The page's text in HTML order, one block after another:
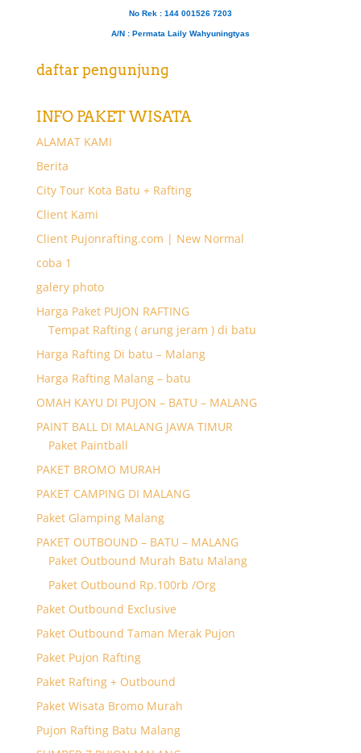
No Rek : 144 001526 7203
A/N : Permata Laily Wahyuningtyas
daftar pengunjung
INFO PAKET WISATA
ALAMAT KAMI
Berita
City Tour Kota Batu + Rafting
Client Kami
Client Pujonrafting.com | New Normal
coba 1
galery photo
Harga Paket PUJON RAFTING
Tempat Rafting ( arung jeram ) di batu
Harga Rafting Di batu – Malang
Harga Rafting Malang – batu
OMAH KAYU DI PUJON – BATU – MALANG
PAINT BALL DI MALANG JAWA TIMUR
Paket Paintball
PAKET BROMO MURAH
PAKET CAMPING DI MALANG
Paket Glamping Malang
PAKET OUTBOUND – BATU – MALANG
Paket Outbound Murah Batu Malang
Paket Outbound Rp.100rb /Org
Paket Outbound Exclusive
Paket Outbound Taman Merak Pujon
Paket Pujon Rafting
Paket Rafting + Outbound
Paket Wisata Bromo Murah
Pujon Rafting Batu Malang